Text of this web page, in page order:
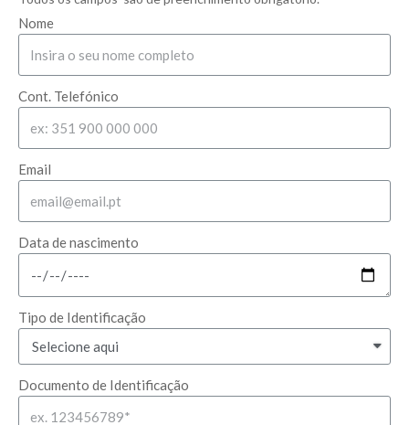
Nome
Cont. Telefónico
Email
Data de nascimento
Tipo de Identificação
Documento de Identificação